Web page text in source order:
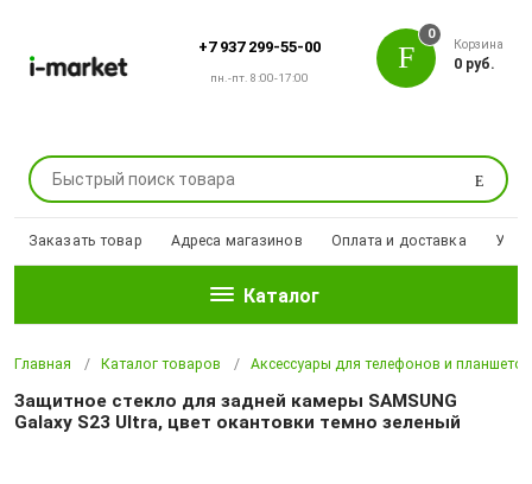
+7 937 299-55-00
пн.-пт. 8:00-17:00
Поиск
0
Корзина
0 руб.
Заказать товар Адреса магазинов Оплата и доставка
Каталог
Главная Каталог товаров Аксессуары для телефонов и планшетов
Защитное стекло для задней камеры SAMSUNG
Galaxy S23 Ultra, цвет окантовки темно зеленый